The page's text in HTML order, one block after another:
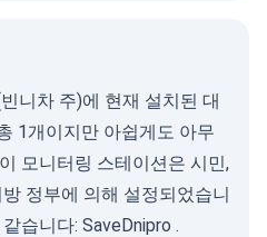
니차 주)에 현재 설치된 대
1개이지만 아쉽게도 아무
모니터링 스테이션은 시민,
정부에 의해 설정되었습니
습니다: SaveDnipro .